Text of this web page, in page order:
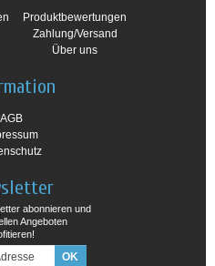
Produktbewertungen
Zahlung/Versand
Über uns
AGB
abonnieren und
Angeboten